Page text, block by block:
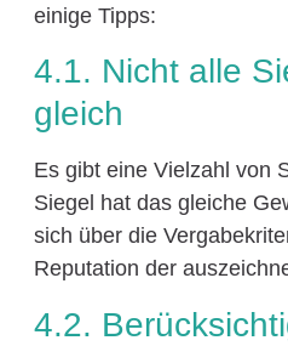
einige Tipps:
4.1. Nicht alle
gleich
Es gibt eine Vielzahl von
Siegel hat das gleiche
sich über die
Reputation der
4.2.